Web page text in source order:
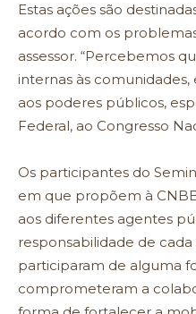
Estas ações são
acordo com os
assessor. “Percebemos
internas às comunidades,
aos poderes públicos,
Federal, ao Congresso
Os participantes do
em que propõem à
aos diferentes agentes
responsabilidade de
participaram de alguma
comprometeram a